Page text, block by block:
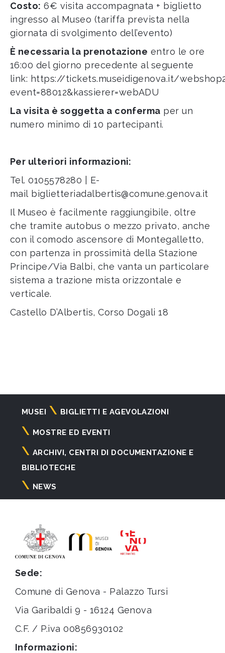
Costo: 6€ visita accompagnata + biglietto
ingresso al Museo (tariffa prevista nella
giornata di svolgimento dell’evento)
È necessaria la prenotazione entro le ore
16:00 del giorno precedente al seguente
link: https://tickets.museidigenova.it/
event=88012&kassierer=webADU
La visita è soggetta a conferma per un
numero minimo di 10 partecipanti.
Per ulteriori informazioni:
Tel.0105578280 | E-
mail biglietteriadalbertis@comune.genova.it
Il Museo è facilmente raggiungibile, oltre
che tramite autobus o mezzo privato, anche
con il comodo ascensore di Montegalletto,
con partenza in prossimità della Stazione
Principe/Via Balbi, che vanta un particolare
sistema a trazione mista orizzontale e
verticale.
Castello D’Albertis, Corso Dogali 18
Navigazione
principale
MUSEI BIGLIETTI E AGEVOLAZIONI
MOSTRE ED EVENTI
ARCHIVI, CENTRI DI DOCUMENTAZIONE E
BIBLIOTECHE
NEWS
Sede:
Comune di Genova - Palazzo Tursi
Via Garibaldi 9 - 16124 Genova
C.F. / P.iva 00856930102
Informazioni: